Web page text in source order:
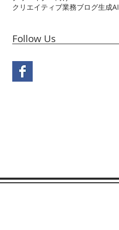
クリエイティブ業務ブログ生成AI
Follow Us